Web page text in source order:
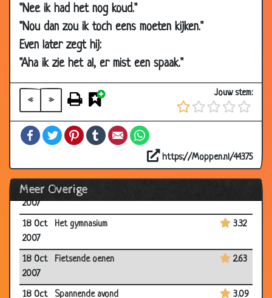
"Nee ik had het nog koud."
"Nou dan zou ik toch eens moeten kijken."
Even later zegt hij:
"Aha ik zie het al, er mist een spaak."
« »
Jouw stem:
FacebookTwitterPinterestTumblrEmail
https://Moppen.nl/44375
Meer Overige
01 Nov
2007
Na de storm
01 Nov
2007
Vader en schoonzoon
01 Nov
2007
Niet helemaal begrepen 2.99
29 Oct
2007
Mijn chef 2.99
2007
3.34
25 Oct
2007
Woensdag
18 Oct
2007
Het gymnasium 3.32
18 Oct
2007
Fietsende oenen 2.63
18 Oct Spannende avond 3.09